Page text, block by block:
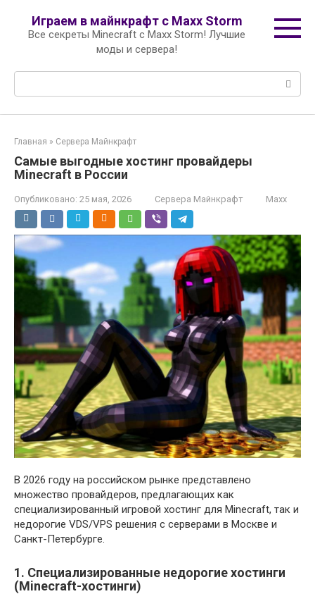
контенту
Играем в майнкрафт с Maxx Storm
Все секреты Minecraft с Maxx Storm! Лучшие
моды и сервера!
Главная » Сервера Майнкрафт
Самые выгодные хостинг провайдеры
Minecraft в России
Опубликовано: 25 мая, 2026 Сервера Майнкрафт Maxx
В 2026 году на российском рынке представлено
множество провайдеров, предлагающих как
специализированный игровой хостинг для Minecraft, так и
недорогие VDS/VPS решения с серверами в Москве и
Санкт-Петербурге.
1. Специализированные недорогие хостинги
(Minecraft-хостинги)